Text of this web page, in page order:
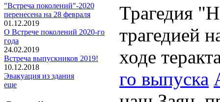
"Встреча поколений"-2020
перенесена на 28 февраля
01.12.2019
О Встрече поколений 2020-го
года
24.02.2019
Встреча выпускников 2019!
10.12.2018
Эвакуация из здания
еще
Трагедия
трагедией
ходе
го выпуска